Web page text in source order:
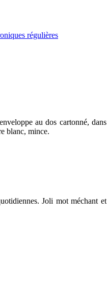
régulières
au dos cartonné, dans
blanc, mince.
Joli mot méchant et